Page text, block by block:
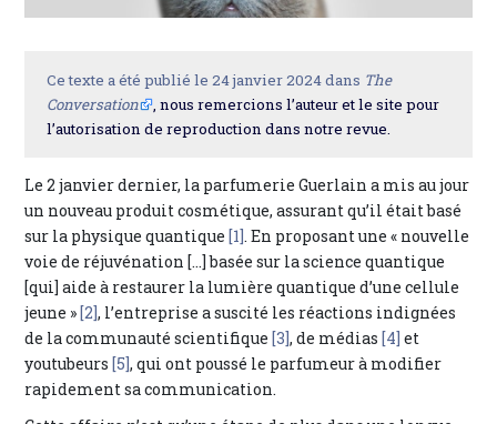
Ce texte a été publié le 24 janvier 2024 dans The
Conversation
, nous remercions l’auteur et le site pour
l’autorisation de reproduction dans notre revue.
Le 2 janvier dernier, la parfumerie Guerlain a mis au jour
un nouveau produit cosmétique, assurant qu’il était basé
sur la physique quantique[1]. En proposant une « nouvelle
voie de réjuvénation […] basée sur la science quantique
[qui] aide à restaurer la lumière quantique d’une cellule
jeune »[2], l’entreprise a suscité les réactions indignées
de la communauté scientifique[3], de médias[4] et
youtubeurs[5], qui ont poussé le parfumeur à modifier
rapidement sa communication.